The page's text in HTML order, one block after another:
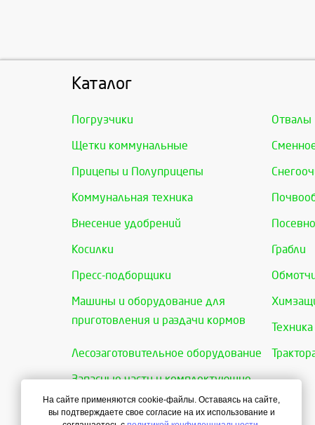
Каталог
Погрузчики Отвалы
Щетки коммунальные
Прицепы и Полуприцепы
Коммунальная техника
Внесение удобрений
Косилки Грабли
Пресс-подборщики
Машины и оборудование для
приготовления и раздачи кормов
Лесозаготовительное оборудование
Запасные части и комплектующие
На сайте применяются cookie-файлы. Оставаясь на сайте,
вы подтверждаете свое согласие на их использование и